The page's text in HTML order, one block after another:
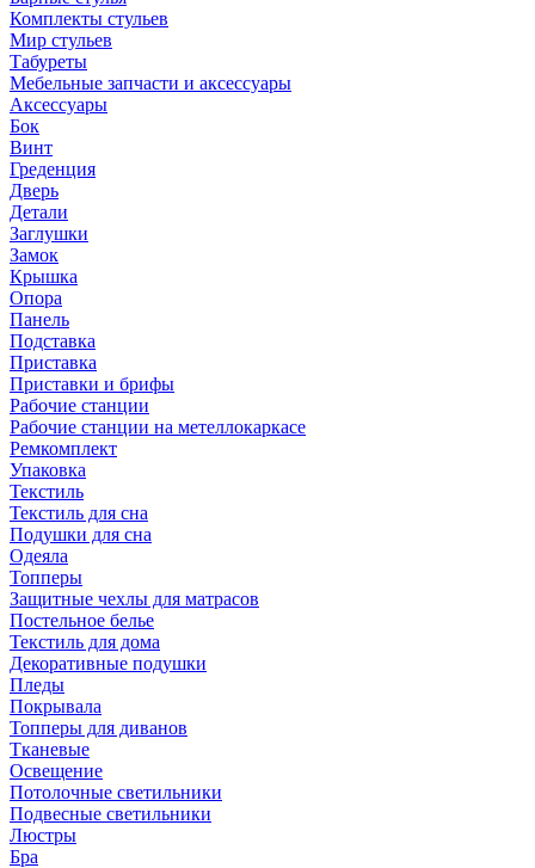
Комплекты стульев
Мир стульев
Табуреты
Мебельные запчасти и аксессуары
Аксессуары
Бок
Винт
Греденция
Дверь
Детали
Заглушки
Замок
Крышка
Опора
Панель
Подставка
Приставка
Приставки и брифы
Рабочие станции
Рабочие станции на метеллокаркасе
Ремкомплект
Упаковка
Текстиль
Текстиль для сна
Подушки для сна
Одеяла
Топперы
Защитные чехлы для матрасов
Постельное белье
Текстиль для дома
Декоративные подушки
Пледы
Покрывала
Топперы для диванов
Тканевые
Освещение
Потолочные светильники
Подвесные светильники
Люстры
Бра